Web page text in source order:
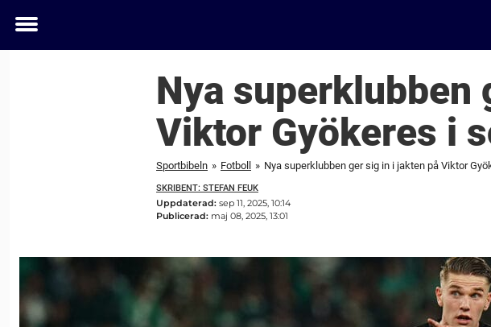
Toggle
Nya superklubben
Viktor Gyökeres i
Sportbibeln » Fotboll » Nya superklubben ger sig in i jakten på Viktor
SKRIBENT: STEFAN FEUK
Uppdaterad: sep 11, 2025, 10:14
Publicerad: maj 08, 2025, 13:01